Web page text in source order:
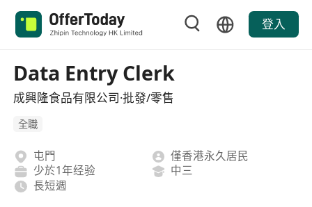
登入
Data Entry Clerk
成興隆食品有限公司·批發/零售
全職
屯門
僅香港永久居民
少於1年经验
中三
長短週